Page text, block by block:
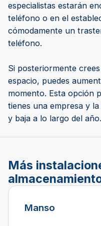
especialistas estarán
teléfono o en el
cómodamente un
teléfono.
Si posteriormente
espacio, puedes
momento. Esta opción
tienes una empresa y
y baja a lo largo del año.
Más
Manso